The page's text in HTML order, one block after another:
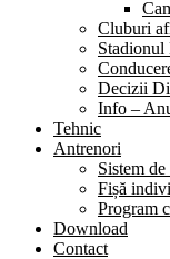
Cluburi
Decizii
Info –
Tehnic
Antrenori
Sistem
Fișă
Program
Download
Contact